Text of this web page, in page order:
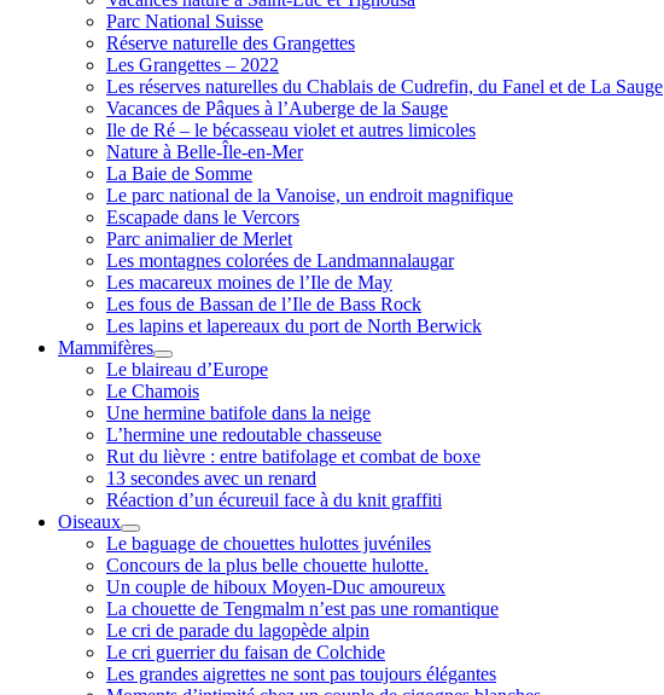
Parc National Suisse
Réserve naturelle des Grangettes
Les Grangettes – 2022
Les réserves naturelles du Chablais de Cudrefin, du Fanel et de La Sauge
Vacances de Pâques à l’Auberge de la Sauge
Ile de Ré – le bécasseau violet et autres limicoles
Nature à Belle-Île-en-Mer
La Baie de Somme
Le parc national de la Vanoise, un endroit magnifique
Escapade dans le Vercors
Parc animalier de Merlet
Les montagnes colorées de Landmannalaugar
Les macareux moines de l’Ile de May
Les fous de Bassan de l’Ile de Bass Rock
Les lapins et lapereaux du port de North Berwick
Mammifères
ouvrir
menu
Le blaireau d’Europe
Le Chamois
Une hermine batifole dans la neige
L’hermine une redoutable chasseuse
Rut du lièvre : entre batifolage et combat de boxe
13 secondes avec un renard
Réaction d’un écureuil face à du knit graffiti
Oiseaux
ouvrir
menu
Le baguage de chouettes hulottes juvéniles
Concours de la plus belle chouette hulotte.
Un couple de hiboux Moyen-Duc amoureux
La chouette de Tengmalm n’est pas une romantique
Le cri de parade du lagopède alpin
Le cri guerrier du faisan de Colchide
Les grandes aigrettes ne sont pas toujours élégantes